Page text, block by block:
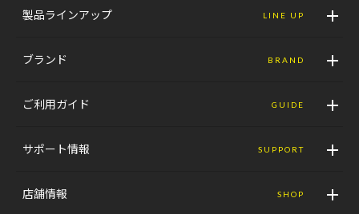
製品ラインアップ LINE UP
ブランド BRAND
ご利用ガイド GUIDE
サポート情報 SUPPORT
店舗情報 SHOP